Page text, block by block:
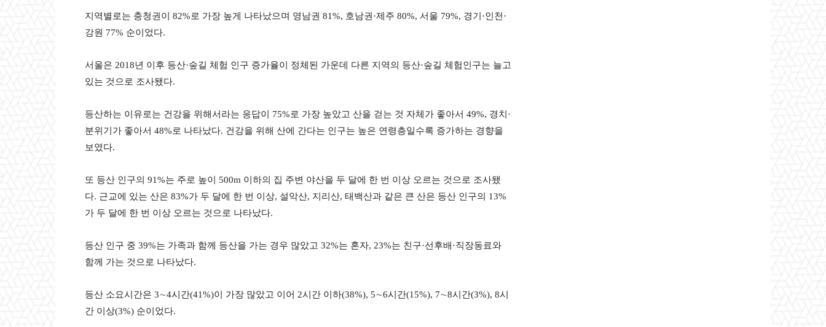
지역별로는 충청권이 82%로 가장 높게 나타났으며 영남권 81%, 호남권·제주 80%, 서울 79%, 경기·인천·
강원 77% 순이었다.
서울은 2018년 이후 등산·숲길 체험 인구 증가율이 정체된 가운데 다른 지역의 등산·숲길 체험인구는 늘고
있는 것으로 조사됐다.
등산하는 이유로는 건강을 위해서라는 응답이 75%로 가장 높았고 산을 걷는 것 자체가 좋아서 49%, 경치·
분위기가 좋아서 48%로 나타났다. 건강을 위해 산에 간다는 인구는 높은 연령층일수록 증가하는 경향을
보였다.
또 등산 인구의 91%는 주로 높이 500m 이하의 집 주변 야산을 두 달에 한 번 이상 오르는 것으로 조사됐
다. 근교에 있는 산은 83%가 두 달에 한 번 이상, 설악산, 지리산, 태백산과 같은 큰 산은 등산 인구의 13%
가 두 달에 한 번 이상 오르는 것으로 나타났다.
등산 인구 중 39%는 가족과 함께 등산을 가는 경우 많았고 32%는 혼자, 23%는 친구·선후배·직장동료와
함께 가는 것으로 나타났다.
등산 소요시간은 3∼4시간(41%)이 가장 많았고 이어 2시간 이하(38%), 5∼6시간(15%), 7∼8시간(3%), 8시
간 이상(3%) 순이었다.